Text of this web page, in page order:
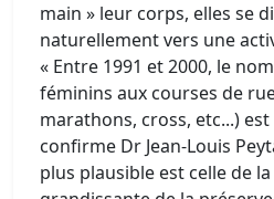
main » leur corps, elles se
naturellement vers une
« Entre 1991 et 2000, le
féminins aux courses de
marathons, cross, etc...) est
confirme Dr Jean-Louis
plus plausible est celle de la